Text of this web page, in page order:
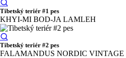
Tibetský teriér #1 pes
KHYI-MI BOD-JA LAMLEH
Tibetský teriér #2 pes
FALAMANDUS NORDIC VINTAGE